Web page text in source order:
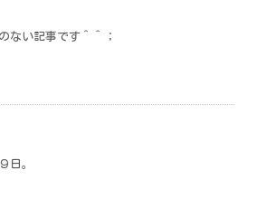
ない記事です＾＾；
。